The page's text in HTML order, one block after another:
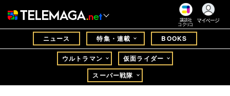
講談社
コクリコ
マイページ
ニュース 特集・連載 BOOKS
ウルトラマン
仮面ライダー
スーパー戦隊